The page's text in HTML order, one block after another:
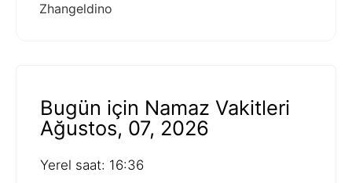
Zhangeldino
Bugün için Namaz Vakitleri
Ağustos, 07, 2026
Yerel saat: 16:36